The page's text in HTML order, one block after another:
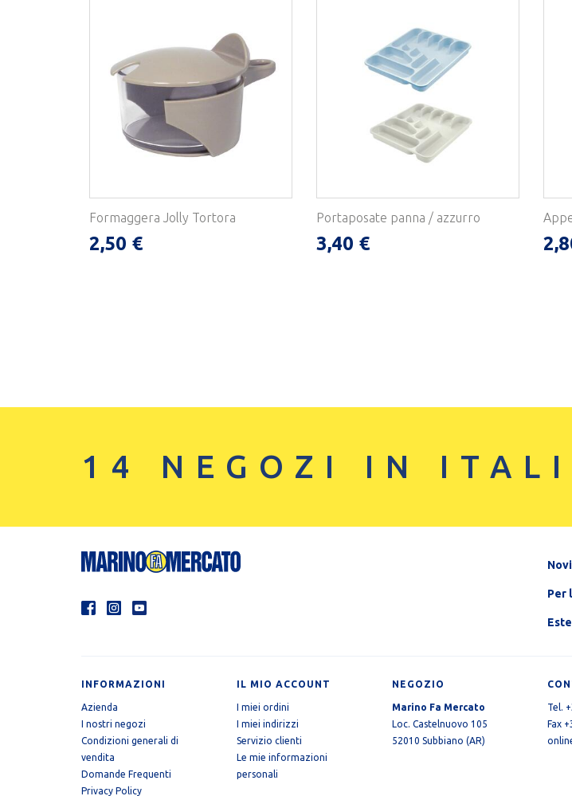
Formaggera Jolly Tortora
2,50 €
Portaposate panna / azzurro
3,40 €
14 NEGOZI IN
Per
INFORMAZIONI
Azienda
I nostri negozi
Condizioni generali di
vendita
Domande Frequenti
Privacy Policy
IL MIO ACCOUNT
I miei ordini
I miei indirizzi
Servizio clienti
Le mie informazioni
personali
NEGOZIO
Marino Fa Mercato
Loc. Castelnuovo 105
52010 Subbiano (AR)
Tel.
Fax